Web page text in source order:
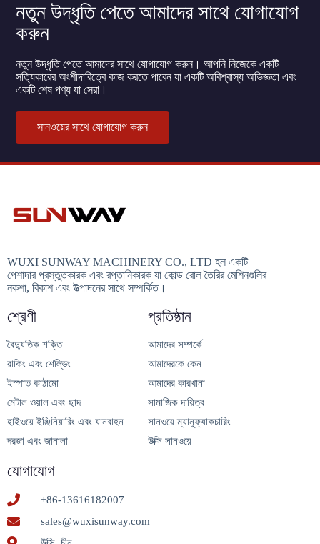
নতুন উদ্ধৃতি পেতে আমাদের সাথে যোগাযোগ
করুন
নতুন উদ্ধৃতি পেতে আমাদের সাথে যোগাযোগ করুন। আপনি নিজেকে একটি
সত্যিকারের অংশীদারিত্বে কাজ করতে পাবেন যা একটি অবিশ্বাস্য অভিজ্ঞতা এবং
একটি শেষ পণ্য যা সেরা।
সানওয়ের সাথে যোগাযোগ করুন
WUXI SUNWAY MACHINERY CO., LTD হল একটি
পেশাদার প্রস্তুতকারক এবং রপ্তানিকারক যা কোল্ড রোল তৈরির মেশিনগুলির
নকশা, বিকাশ এবং উত্পাদনের সাথে সম্পর্কিত।
শ্রেণী
বৈদ্যুতিক শক্তি
রাকিং এবং শেল্ভিং
ইস্পাত কাঠামো
মেটাল ওয়াল এবং ছাদ
হাইওয়ে ইঞ্জিনিয়ারিং এবং যানবাহন
দরজা এবং জানালা
প্রতিষ্ঠান
আমাদের সম্পর্কে
আমাদেরকে কেন
আমাদের কারখানা
সামাজিক দায়িত্ব
সানওয়ে ম্যানুফ্যাকচারিং
উক্সি সানওয়ে
যোগাযোগ
+86-13616182007
sales@wuxisunway.com